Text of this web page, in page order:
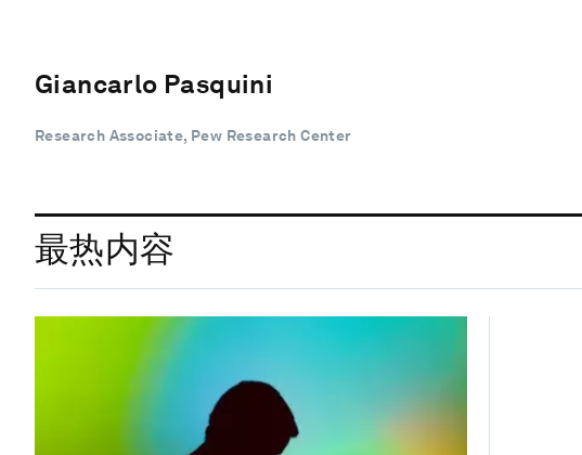
Giancarlo Pasquini
Research Associate, Pew Research Center
最热内容